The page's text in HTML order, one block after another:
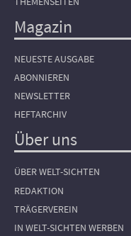
Magazin
NEUESTE AUSGABE
ABONNIEREN
NEWSLETTER
HEFTARCHIV
Über uns
ÜBER WELT-SICHTEN
REDAKTION
TRÄGERVEREIN
IN WELT-SICHTEN WERBEN